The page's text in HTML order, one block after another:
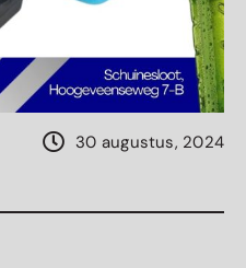
30 augustus, 2024